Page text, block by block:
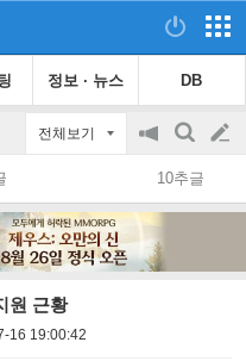
정보 · 뉴스 DB
전체보기
공
지
on/off
검
색
글
쓰
10추글
원 근황
16 19:00:42